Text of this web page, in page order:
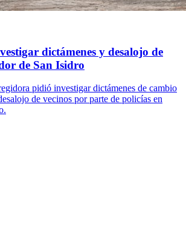
dictámenes y desalojo de
de San Isidro
pidió investigar dictámenes de cambio
de vecinos por parte de policías en